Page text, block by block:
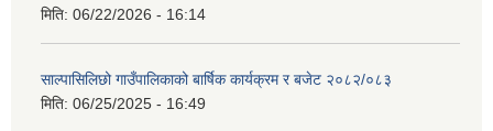
मिति: 06/22/2026 - 16:14
साल्पासिलिछो गाउँपालिकाको बार्षिक कार्यक्रम र बजेट २०८२/०८३
मिति: 06/25/2025 - 16:49